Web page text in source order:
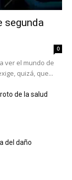
y
segunda
0
ver el mundo de
quizá, que...
de la salud
del daño